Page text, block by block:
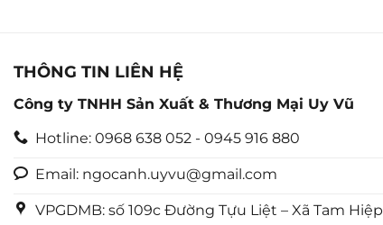
THÔNG TIN LIÊN HỆ
Công ty TNHH Sản Xuất & Thương Mại Uy Vũ
Hotline: 0968 638 052 - 0945 916 880
Email: ngocanh.uyvu@gmail.com
VPGDMB: số 109c Đường Tựu Liệt – Xã Tam Hiệp